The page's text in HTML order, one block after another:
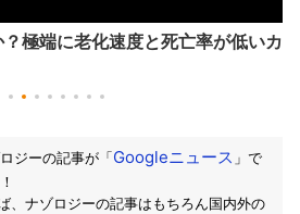
上では何が起きたのか #shorts
ジーの記事が「Googleニュース 」で
、ナゾロジーの記事はもちろん国内外の